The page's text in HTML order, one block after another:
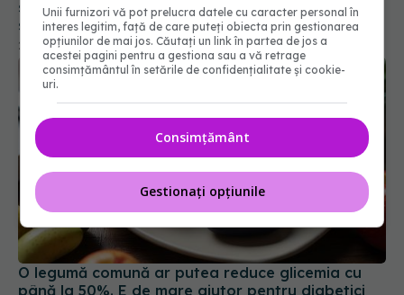
O legumă comună ar putea reduce glicemia cu
până la 50%. E de mare ajutor pentru diabetici
14 mar 2025, 17:12
Unii furnizori vă pot prelucra datele cu caracter personal în
interes legitim, față de care puteți obiecta prin gestionarea
opțiunilor de mai jos. Căutați un link în partea de jos a
acestei pagini pentru a gestiona sau a vă retrage
consimțământul în setările de confidențialitate și cookie-
uri.
Consimțământ
Gestionați opțiunile